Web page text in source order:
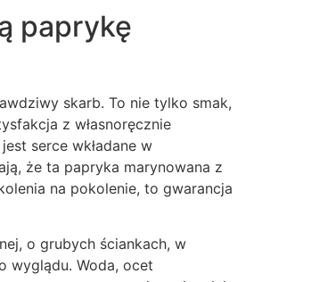
paprykę
skarb. To nie tylko smak,
z własnoręcznie
serce wkładane w
że ta papryka marynowana z
na pokolenie, to gwarancja
o grubych ściankach, w
wyglądu. Woda, ocet